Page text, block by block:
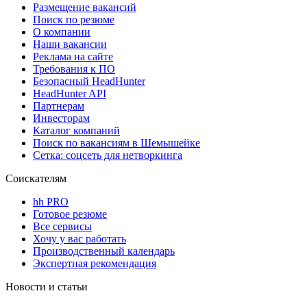
Размещение вакансий
Поиск по резюме
О компании
Наши вакансии
Реклама на сайте
Требования к ПО
Безопасный HeadHunter
HeadHunter API
Партнерам
Инвесторам
Каталог компаний
Поиск по вакансиям в Шемышейке
Сетка: соцсеть для нетворкинга
Соискателям
hh PRO
Готовое резюме
Все сервисы
Хочу у вас работать
Производственный календарь
Экспертная рекомендация
Новости и статьи